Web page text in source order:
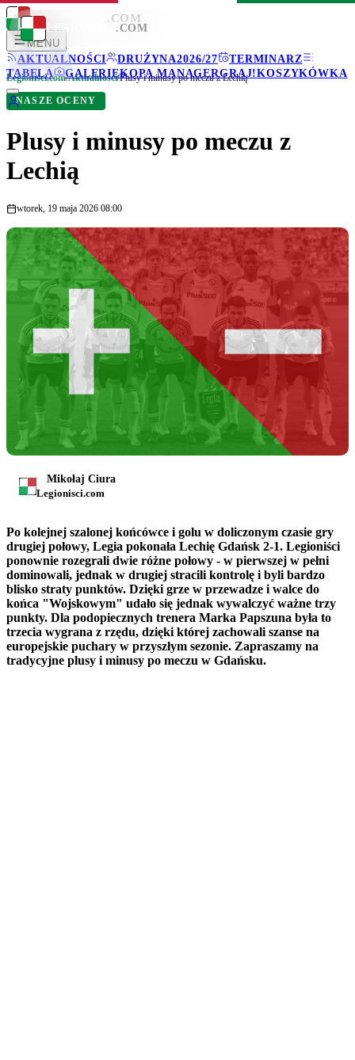
LEGIONISCI .COM
MENU
AKTUALNOŚCI
DRUŻYNA2026/27
TERMINARZ
TABELA
GALERIEKOPA MANAGERGRAJ!KOSZYKÓWKA
LEGIONISCI .COM
Legionisci.com/Aktualności/Plusy i minusy po meczu z Lechią
NASZE OCENY
Plusy i minusy po meczu z
Lechią
wtorek, 19 maja 2026 08:00
Mikołaj Ciura
Legionisci.com
Po kolejnej szalonej końcówce i golu w doliczonym czasie gry
drugiej połowy, Legia pokonała Lechię Gdańsk 2-1. Legioniści
ponownie rozegrali dwie różne połowy - w pierwszej w pełni
dominowali, jednak w drugiej stracili kontrolę i byli bardzo
blisko straty punktów. Dzięki grze w przewadze i walce do
końca "Wojskowym" udało się jednak wywalczyć ważne trzy
punkty. Dla podopiecznych trenera Marka Papszuna była to
trzecia wygrana z rzędu, dzięki której zachowali szanse na
europejskie puchary w przyszłym sezonie. Zapraszamy na
tradycyjne plusy i minusy po meczu w Gdańsku.